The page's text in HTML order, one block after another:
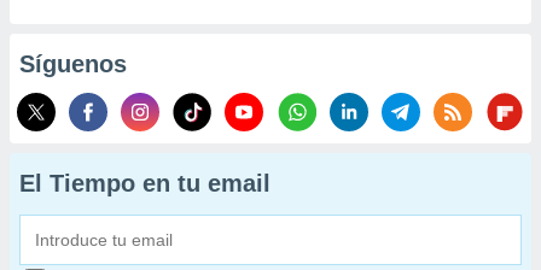
Síguenos
El Tiempo en tu email